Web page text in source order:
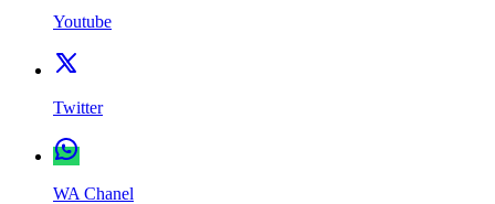
Youtube
Twitter
WA Chanel